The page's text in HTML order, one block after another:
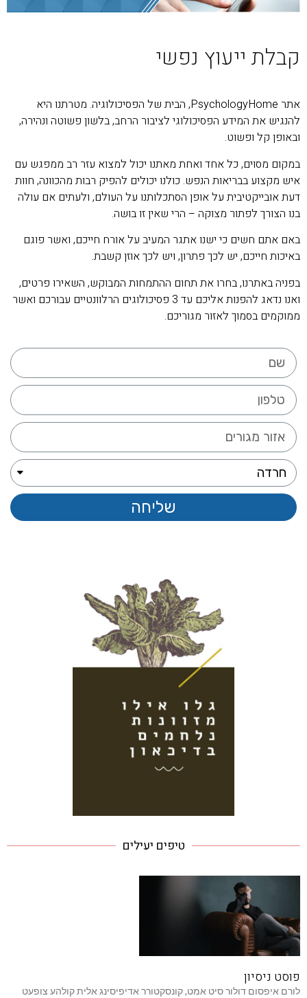
טיפים יעילים
פוסט ניסיון
לורם איפסום דולור סיט אמט, קונסקטורר אדיפיסינג אלית קולהע צופעט
קבלת ייעוץ נפשי
אתר PsychologyHome, הבית של הפסיכולוגיה. מטרתנו היא
להנגיש את המידע הפסיכולוגי לציבור הרחב, בלשון פשוטה ונהירה,
ובאופן קל ופשוט.
במקום מסוים, כל אחד ואחת מאתנו יכול למצוא עזר רב ממפגש עם
איש מקצוע בבריאות הנפש. כולנו יכולים להפיק רבות מהכוונה, חוות
דעת אובייקטיבית על אופן הסתכלותנו על העולם, ולעתים אם עולה
בנו הצורך לפתור מצוקה – הרי שאין זו בושה.
באם אתם חשים כי ישנו אתגר המעיב על אורח חייכם, ואשר פוגם
באיכות חייכם, יש לכך פתרון, ויש לכך אוזן קשבת.
בפניה באתרנו, בחרו את תחום ההתמחות המבוקש, השאירו פרטים,
ואנו נדאג להפנות אליכם עד 3 פסיכולוגים הרלוונטיים עבורכם ואשר
ממוקמים בסמוך לאזור מגוריכם.
שליחה